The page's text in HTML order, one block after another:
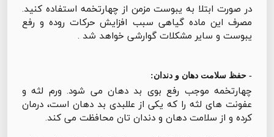
در صورت ابتلا به یبوست مزمن از چهارتخمه استفاده کنید.
مصرف این ماده گیاهی سبب افزایش حرکات روده و رفع
یبوست و سایر مشکلات گوارشی خواهد شد .
- حفظ سلامت دهان و دندان:
چهارتخمه موجب رفع بوی بد دهان می شود. ورم لثه و
عفونت های لثه را که یکی از عللبدی بد دهان است، درمان
کرده و از سلامت دهان و دندان تان محافظت می کند.